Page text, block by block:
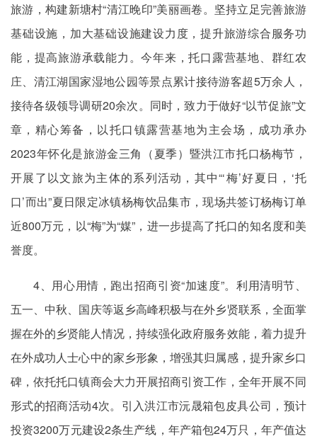
旅游，构建新塘村“清江晚印”美丽画卷。坚持立足完善旅游
基础设施，加大基础设施建设力度，提升旅游综合服务功
能，提高旅游承载能力。今年来，托口露营基地、群红农
庄、清江湖国家湿地公园等景点累计接待游客超5万余人，
接待各级领导调研20余次。同时，致力于做好“以节促旅”文
章，精心筹备，以托口镇露营基地为主会场，成功承办
2023年怀化是旅游金三角（夏季）暨洪江市托口杨梅节，
开展了以文旅为主体的系列活动，其中“‘梅’好夏日，‘托
口’而出”夏日限定冰镇杨梅饮品集市，现场共签订杨梅订单
近800万元，以“梅”为“媒”，进一步提高了托口的知名度和美
誉度。
4、用心用情，跑出招商引资“加速度”。利用清明节、
五一、中秋、国庆等返乡高峰积极与在外乡贤联系，全面掌
握在外的乡贤能人情况，持续强化政府服务效能，着力提升
在外成功人士心中的家乡形象，增强其归属感，提升家乡口
碑，依托托口镇商会大力开展招商引资工作，全年开展不同
形式的招商活动4次。引入洪江市沅晟箱包皮具公司，预计
投资3200万元建设2条生产线，年产箱包24万只，年产值达